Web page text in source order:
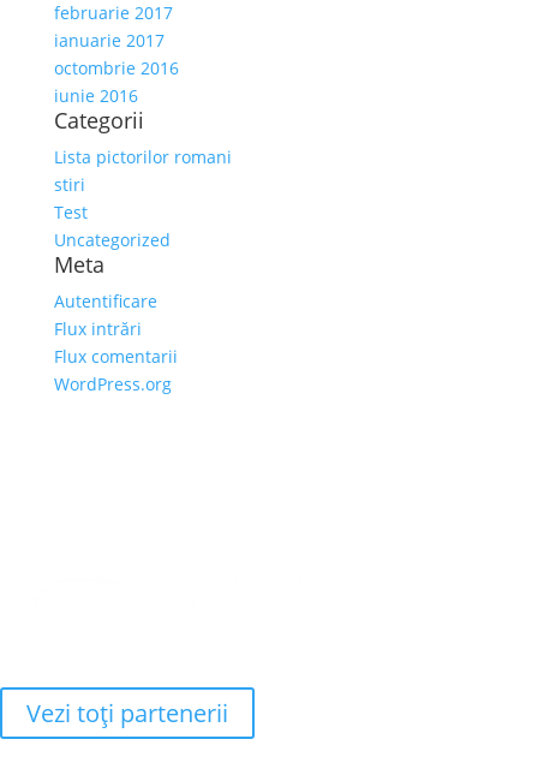
februarie 2017
ianuarie 2017
octombrie 2016
iunie 2016
Categorii
Lista pictorilor romani
stiri
Test
Uncategorized
Meta
Autentificare
Flux intrări
Flux comentarii
WordPress.org
Vezi toţi partenerii